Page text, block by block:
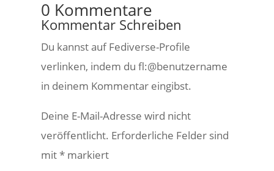
0 Kommentare
Kommentar Schreiben
Du kannst auf Fediverse-Profile
verlinken, indem du fl:@benutzername
in deinem Kommentar eingibst.
Deine E-Mail-Adresse wird nicht
veröffentlicht. Erforderliche Felder sind
mit* markiert